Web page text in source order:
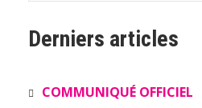
Derniers articles
COMMUNIQUÉ OFFICIEL